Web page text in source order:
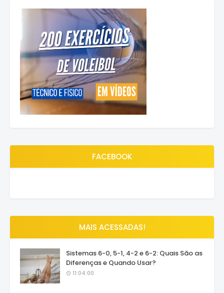
FACEBOOK
MAIS ACESSADAS!
Sistemas 6-0, 5-1, 4-2 e 6-2: Quais São as
Diferenças e Quando Usar?
11:04:00